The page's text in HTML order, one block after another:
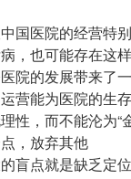
医院的经营特
，也可能存在这
院的发展带来
营能为医院的生
，而不能沦为“
，放弃其他
点就是缺乏定位